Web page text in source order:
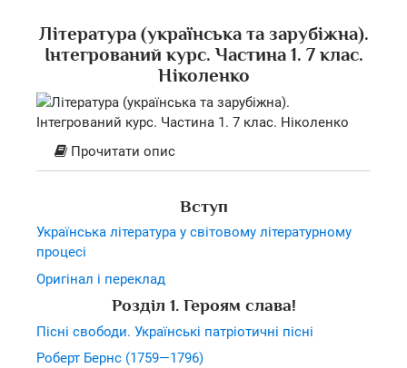
Література (українська та зарубіжна).
Інтегрований курс. Частина 1. 7 клас.
Ніколенко
Прочитати опис
Вступ
Українська література у світовому літературному
процесі
Оригінал і переклад
Розділ 1. Героям слава!
Пісні свободи. Українські патріотичні пісні
Роберт Бернс (1759—1796)